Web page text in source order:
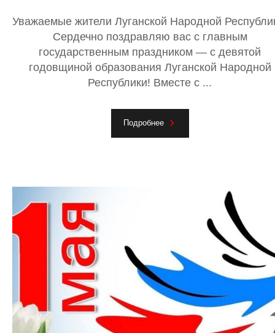
Уважаемые жители Луганской Народной
Сердечно поздравляю вас с главным
государственным праздником — с девятой
годовщиной образования Луганской Народной
Республики! Вместе с ...
Подробнее